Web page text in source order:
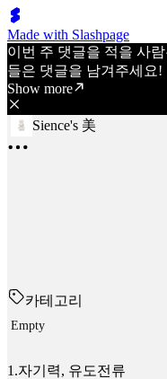
Made with Slashpage
이번 주 댓글을 적을 사
들은 댓글을 남겨주세요!
Show more
Sience's 美
카테고리
Empty
1.자기력, 유도전류